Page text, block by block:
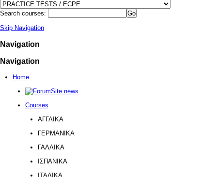
Search courses:
Skip Navigation
Navigation
Navigation
Home
Site news
Courses
ΑΓΓΛΙΚΑ
ΓΕΡΜΑΝΙΚΑ
ΓΑΛΛΙΚΑ
ΙΣΠΑΝΙΚΑ
ΙΤΑΛΙΚΑ